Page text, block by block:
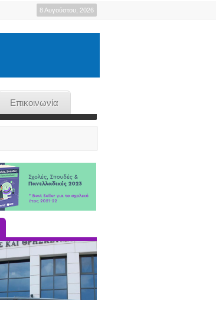
8 Αυγούστου, 2026
Επικοινωνία